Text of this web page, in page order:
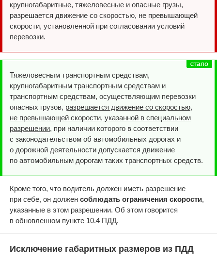
крупногабаритные, тяжеловесные и опасные грузы,
разрешается движение со скоростью, не превышающей
скорости, установленной при согласовании условий
перевозки.
Тяжеловесным транспортным средствам,
крупногабаритным транспортным средствам и
транспортным средствам, осуществляющим перевозки
опасных грузов, разрешается движение со скоростью,
не превышающей скорости, указанной в специальном
разрешении, при наличии которого в соответствии
с законодательством об автомобильных дорогах и
о дорожной деятельности допускается движение
по автомобильным дорогам таких транспортных средств.
Кроме того, что водитель должен иметь разрешение
при себе, он должен соблюдать ограничения скорости,
указанные в этом разрешении. Об этом говорится
в обновленном пункте 10.4 ПДД.
Исключение габаритных размеров из ПДД